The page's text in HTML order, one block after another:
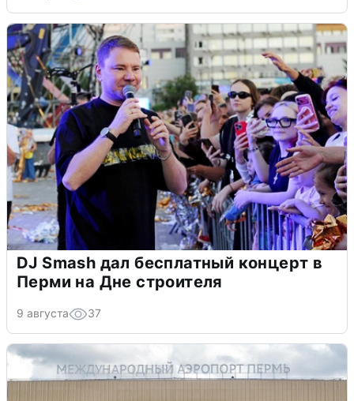
DJ Smash дал бесплатный концерт в
Перми на Дне строителя
9 августа 37